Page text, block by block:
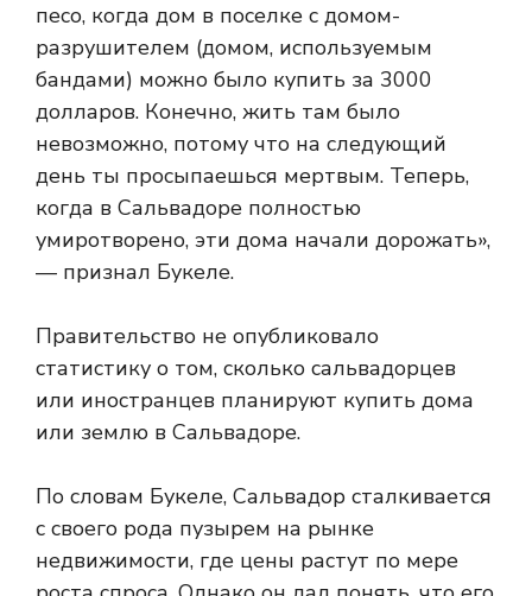
песо, когда дом в поселке с домом-
разрушителем (домом, используемым
бандами) можно было купить за 3000
долларов. Конечно, жить там было
невозможно, потому что на следующий
день ты просыпаешься мертвым. Теперь,
когда в Сальвадоре полностью
умиротворено, эти дома начали дорожать»,
— признал Букеле.
Правительство не опубликовало
статистику о том, сколько сальвадорцев
или иностранцев планируют купить дома
или землю в Сальвадоре.
По словам Букеле, Сальвадор сталкивается
с своего рода пузырем на рынке
недвижимости, где цены растут по мере